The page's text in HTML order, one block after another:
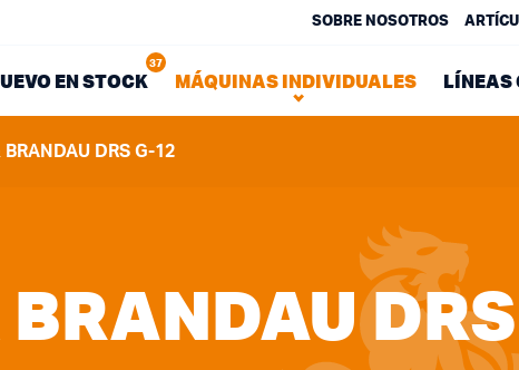
SOBRE NOSOTROS
EN STOCK
37
MÁQUINAS INDIVIDUALES LÍNEAS
BRANDAU DRS G-12